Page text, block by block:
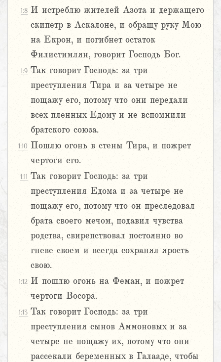
1:8 И истреблю жителей Азота и держащего
скипетр в Аскалоне, и обращу руку Мою
на Екрон, и погибнет остаток
Филистимлян, говорит Господь Бог.
1:9 Так говорит Господь: за три
преступления Тира и за четыре не
пощажу его, потому что они передали
всех пленных Едому и не вспомнили
братского союза.
1:10 Пошлю огонь в стены Тира, и пожрет
чертоги его.
1:11 Так говорит Господь: за три
преступления Едома и за четыре не
пощажу его, потому что он преследовал
брата своего мечом, подавил чувства
родства, свирепствовал постоянно во
гневе своем и всегда сохранял ярость
свою.
1:12 И пошлю огонь на Феман, и пожрет
чертоги Восора.
1:13 Так говорит Господь: за три
преступления сынов Аммоновых и за
четыре не пощажу их, потому что они
рассекали беременных в Галааде, чтобы